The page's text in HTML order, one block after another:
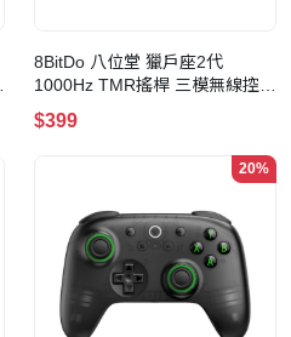
8BitDo 八位堂 獵戶座2代
1000Hz TMR搖桿 三模無線控制
器(紫色)
$399
20%